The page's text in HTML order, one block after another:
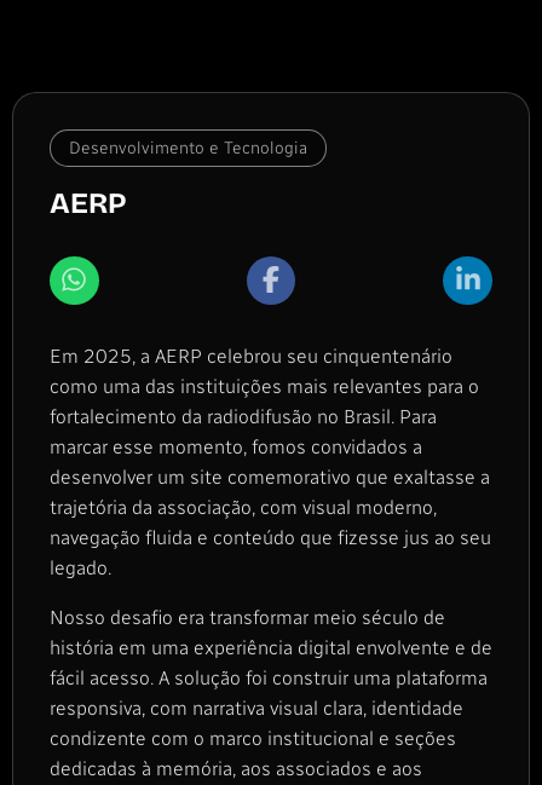
Desenvolvimento e Tecnologia
AERP
Em 2025, a AERP celebrou seu cinquentenário
como uma das instituições mais relevantes para o
fortalecimento da radiodifusão no Brasil. Para
marcar esse momento, fomos convidados a
desenvolver um site comemorativo que exaltasse a
trajetória da associação, com visual moderno,
navegação fluida e conteúdo que fizesse jus ao seu
legado.
Nosso desafio era transformar meio século de
história em uma experiência digital envolvente e de
fácil acesso. A solução foi construir uma plataforma
responsiva, com narrativa visual clara, identidade
condizente com o marco institucional e seções
dedicadas à memória, aos associados e aos